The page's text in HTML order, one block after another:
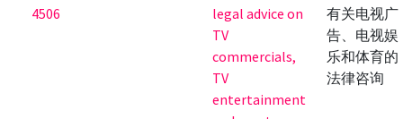
4506
legal advice on
TV
commercials,
TV
entertainment
有关电视广
告、电视娱
乐和体育的
法律咨询